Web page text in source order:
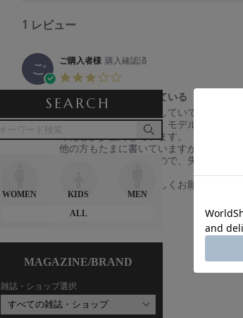
SEARCH
WOMEN KIDS
MEN
ALL
MAGAZINE/BRAND
雑誌・ショップ選択
1 レビュー
ご ご購入者様 購入確認済
0
a
r
r
n
ネックラインが詰まっている
R
e
v
i
者
様
o
n
5
A
r
e
v
i
n
g
ネ
ッ
ク
ラ
よくこのサイトを利用していて、大概
思ったより大きいため、モデルさんの
ったと多少後悔しています。
他の方もたまに書いていますが、切実に
商品も値段も安くないので、失敗した
何とぞご検討のほど宜しくお願い致します
シェアする
a
i